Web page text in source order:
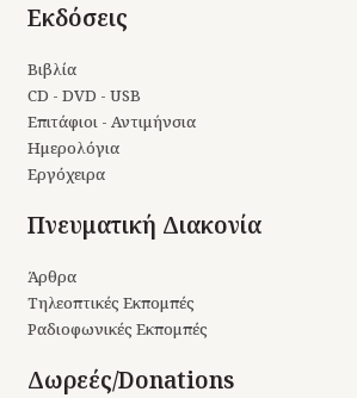
Εκδόσεις
Βιβλία
CD - DVD - USB
Επιτάφιοι - Αντιμήνσια
Ημερολόγια
Εργόχειρα
Πνευματική Διακονία
Άρθρα
Τηλεοπτικές Εκπομπές
Ραδιοφωνικές Εκπομπές
Δωρεές/Donations